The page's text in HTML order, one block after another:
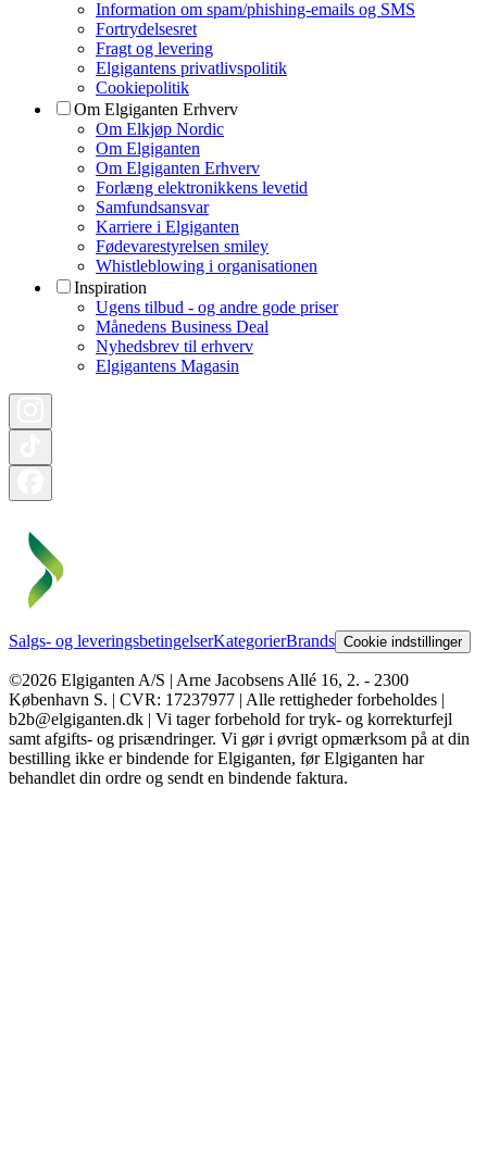
Information om spam/phishing-emails og SMS
Fortrydelsesret
Fragt og levering
Elgigantens privatlivspolitik
Cookiepolitik
Om Elgiganten Erhverv
Om Elkjøp Nordic
Om Elgiganten
Om Elgiganten Erhverv
Forlæng elektronikkens levetid
Samfundsansvar
Karriere i Elgiganten
Fødevarestyrelsen smiley
Whistleblowing i organisationen
Inspiration
Ugens tilbud - og andre gode priser
Månedens Business Deal
Nyhedsbrev til erhverv
Elgigantens Magasin
Salgs- og leveringsbetingelserKategorierBrands Cookie indstillinger
©2026 Elgiganten A/S | Arne Jacobsens Allé 16, 2. - 2300
København S. | CVR: 17237977 | Alle rettigheder forbeholdes |
b2b@elgiganten.dk | Vi tager forbehold for tryk- og korrekturfejl
samt afgifts- og prisændringer. Vi gør i øvrigt opmærksom på at din
bestilling ikke er bindende for Elgiganten, før Elgiganten har
behandlet din ordre og sendt en bindende faktura.